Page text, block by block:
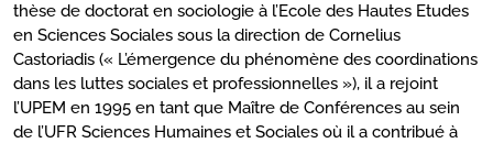
thèse de doctorat en sociologie à l’Ecole des Hautes Etudes
en Sciences Sociales sous la direction de Cornelius
Castoriadis (« L’émergence du phénomène des coordinations
dans les luttes sociales et professionnelles »), il a rejoint
l’UPEM en 1995 en tant que Maître de Conférences au sein
de l’UFR Sciences Humaines et Sociales où il a contribué à